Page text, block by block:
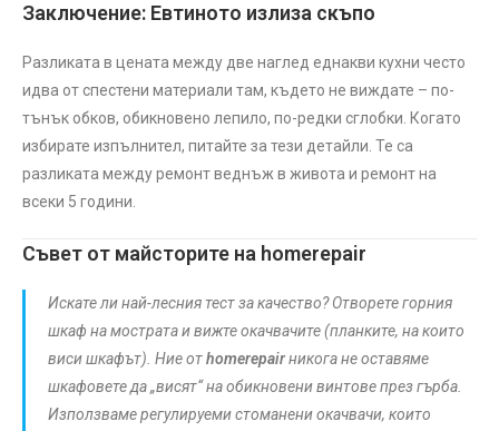
Заключение: Евтиното излиза скъпо
Разликата в цената между две наглед еднакви кухни често
идва от спестени материали там, където не виждате – по-
тънък обков, обикновено лепило, по-редки сглобки. Когато
избирате изпълнител, питайте за тези детайли. Те са
разликата между ремонт веднъж в живота и ремонт на
всеки 5 години.
Съвет от майсторите на homerepair
Искате ли най-лесния тест за качество? Отворете горния
шкаф на мострата и вижте окачвачите (планките, на които
виси шкафът). Ние отhomerepairникога не оставяме
шкафовете да „висят“ на обикновени винтове през гърба.
Използваме регулируеми стоманени окачвачи, които